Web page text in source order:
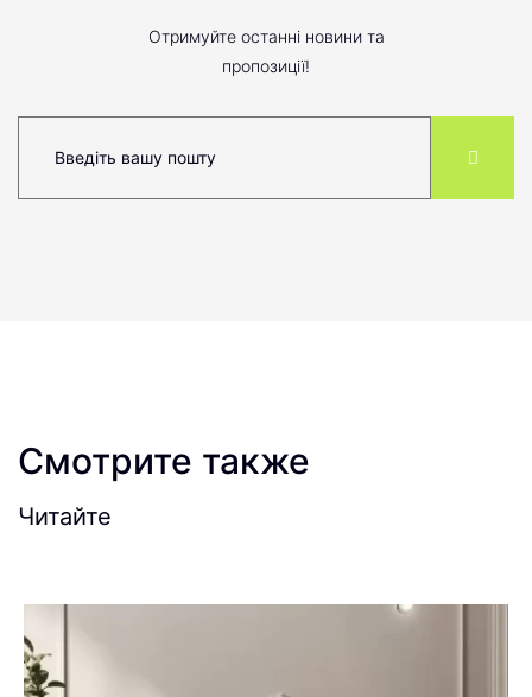
Отримуйте останні новини та
пропозиції!
Смотрите также
Читайте